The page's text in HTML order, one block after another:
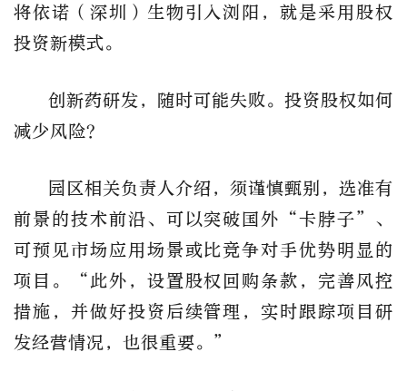
将依诺（深圳）生物引入浏阳，就是采用股权
投资新模式。
创新药研发，随时可能失败。投资股权如何
减少风险？
园区相关负责人介绍，须谨慎甄别，选准有
前景的技术前沿、可以突破国外“卡脖子”、
可预见市场应用场景或比竞争对手优势明显的
项目。“此外，设置股权回购条款，完善风控
措施，并做好投资后续管理，实时跟踪项目研
发经营情况，也很重要。”